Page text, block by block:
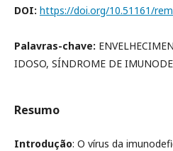
DOI: https://doi.org/10.51161/
Palavras-chave:
IDOSO, SÍNDROME DE
Resumo
Introdução: O vírus da